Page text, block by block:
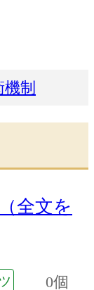
制
（全文を
0個